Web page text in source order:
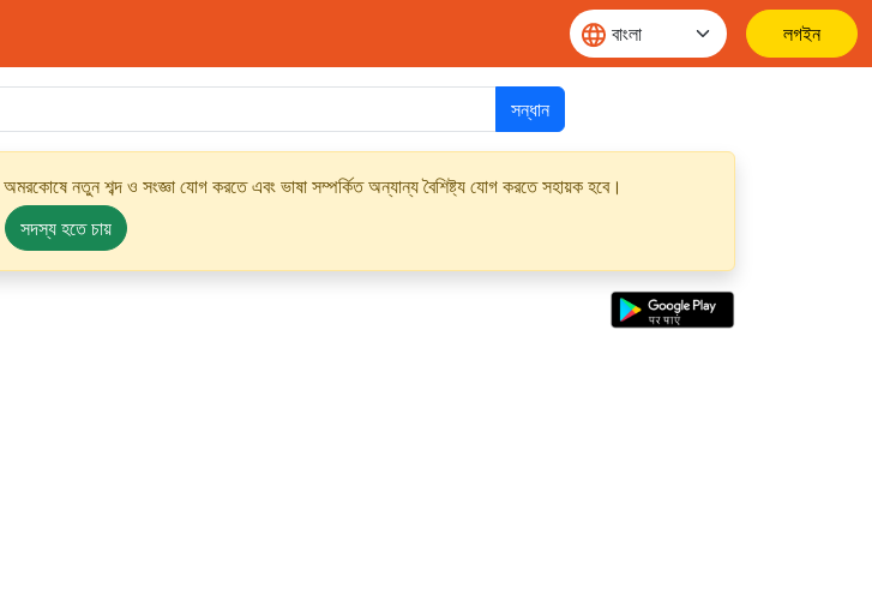
লগইন
সন্ধান
নতুন শব্দ ও সংজ্ঞা যোগ করতে এবং ভাষা সম্পর্কিত অন্যান্য বৈশিষ্ট্য যোগ করতে সহায়ক হবে।
সদস্য হতে চায়